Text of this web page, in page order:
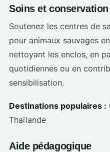
Soins et
Soutenez les centres de
pour animaux sauvages
nettoyant les enclos, en
quotidiennes ou en
sensibilisation.
Destinations populaires :
Thaïlande
Aide pédagogique